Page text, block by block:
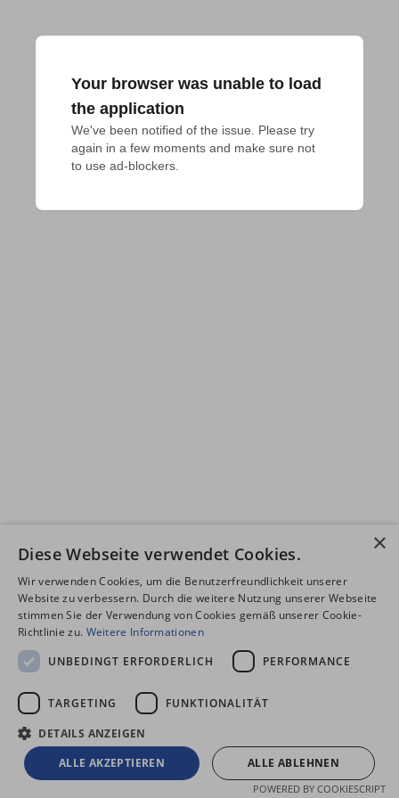
Your browser was unable to load
the application
We've been notified of the issue. Please try
again in a few moments and make sure not
to use ad-blockers.
×
Diese Webseite verwendet Cookies.
Wir verwenden Cookies, um die Benutzerfreundlichkeit unserer
Website zu verbessern. Durch die weitere Nutzung unserer Webseite
stimmen Sie der Verwendung von Cookies gemäß unserer Cookie-
Richtlinie zu. Weitere Informationen
UNBEDINGT ERFORDERLICH
PERFORMANCE
TARGETING FUNKTIONALITÄT
DETAILS ANZEIGEN
ALLE AKZEPTIEREN
ALLE ABLEHNEN
POWERED BY COOKIESCRIPT